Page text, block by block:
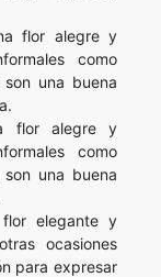
flor alegre y
como
una buena
flor alegre y
como
una buena
elegante y
ocasiones
para expresar